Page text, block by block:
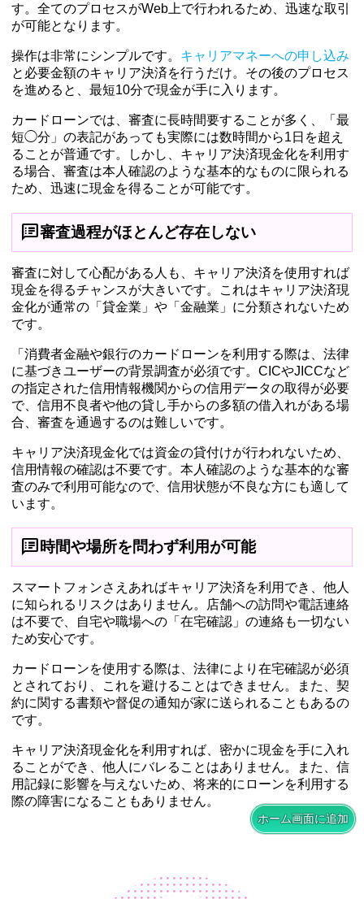
す。全てのプロセスがWeb上で行われるため、迅速な取引
が可能となります。
操作は非常にシンプルです。 キャリアマネーへの申し込み
と必要金額のキャリア決済を行うだけ。その後のプロセス
を進めると、最短10分で現金が手に入ります。
カードローンでは、審査に長時間要することが多く、「最
短◯分」の表記があっても実際には数時間から1日を超え
ることが普通です。しかし、キャリア決済現金化を利用す
る場合、審査は本人確認のような基本的なものに限られる
ため、迅速に現金を得ることが可能です。
speaker_notes審査過程がほとんど存在しない
審査に対して心配がある人も、キャリア決済を使用すれば
現金を得るチャンスが大きいです。これはキャリア決済現
金化が通常の「貸金業」や「金融業」に分類されないため
です。
「消費者金融や銀行のカードローンを利用する際は、法律
に基づきユーザーの背景調査が必須です。CICやJICCなど
の指定された信用情報機関からの信用データの取得が必要
で、信用不良者や他の貸し手からの多額の借入れがある場
合、審査を通過するのは難しいです。
キャリア決済現金化では資金の貸付けが行われないため、
信用情報の確認は不要です。本人確認のような基本的な審
査のみで利用可能なので、信用状態が不良な方にも適して
います。
speaker_notes時間や場所を問わず利用が可能
スマートフォンさえあればキャリア決済を利用でき、他人
に知られるリスクはありません。店舗への訪問や電話連絡
は不要で、自宅や職場への「在宅確認」の連絡も一切ない
ため安心です。
カードローンを使用する際は、法律により在宅確認が必須
とされており、これを避けることはできません。また、契
約に関する書類や督促の通知が家に送られることもあるの
です。
キャリア決済現金化を利用すれば、密かに現金を手に入れ
ることができ、他人にバレることはありません。また、信
用記録に影響を与えないため、将来的にローンを利用する
際の障害になることもありません。
ホーム画面に追加